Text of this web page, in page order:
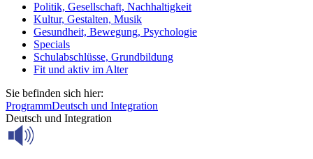
Politik, Gesellschaft, Nachhaltigkeit
Kultur, Gestalten, Musik
Gesundheit, Bewegung, Psychologie
Specials
Schulabschlüsse, Grundbildung
Fit und aktiv im Alter
Sie befinden sich hier:
ProgrammDeutsch und Integration
Deutsch und Integration